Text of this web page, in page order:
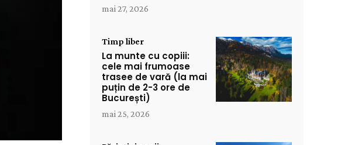
mai 27, 2026
Timp liber
La munte cu copiii:
cele mai frumoase
trasee de vară (la mai
puțin de 2-3 ore de
București)
mai 25, 2026